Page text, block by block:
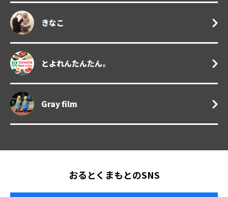
きなこ
とよれんたんたん。
Gray film
おるとくまもとのSNS